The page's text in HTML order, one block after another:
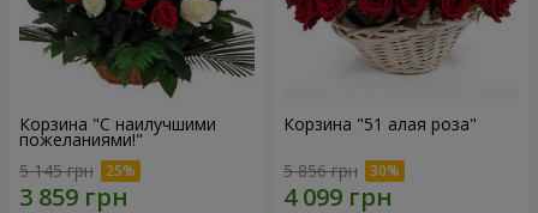
Корзина "С наилучшими
пожеланиями!"
5 145 грн
Корзина "51 алая роза"
5 856 грн